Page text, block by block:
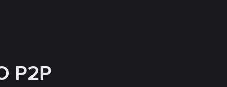
P2P